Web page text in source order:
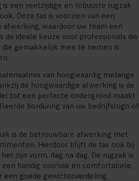
is een veelzijdige en robuuste rugzak
Deze tas is voorzien van een
waardoor uw team een
ideale keuze voor professionals die
gemakkelijk mee te nemen is
van hoogwaardig melange
de hoogwaardige afwerking is de
tot een perfecte ondergrond maakt
borduring van uw bedrijfslogo of
is de betrouwbare afwerking met
Hierdoor blijft de tas ook bij
zijn vorm, dag na dag. De rugzak is
handig voorvak en comfortabele,
goede gewichtsverdeling.